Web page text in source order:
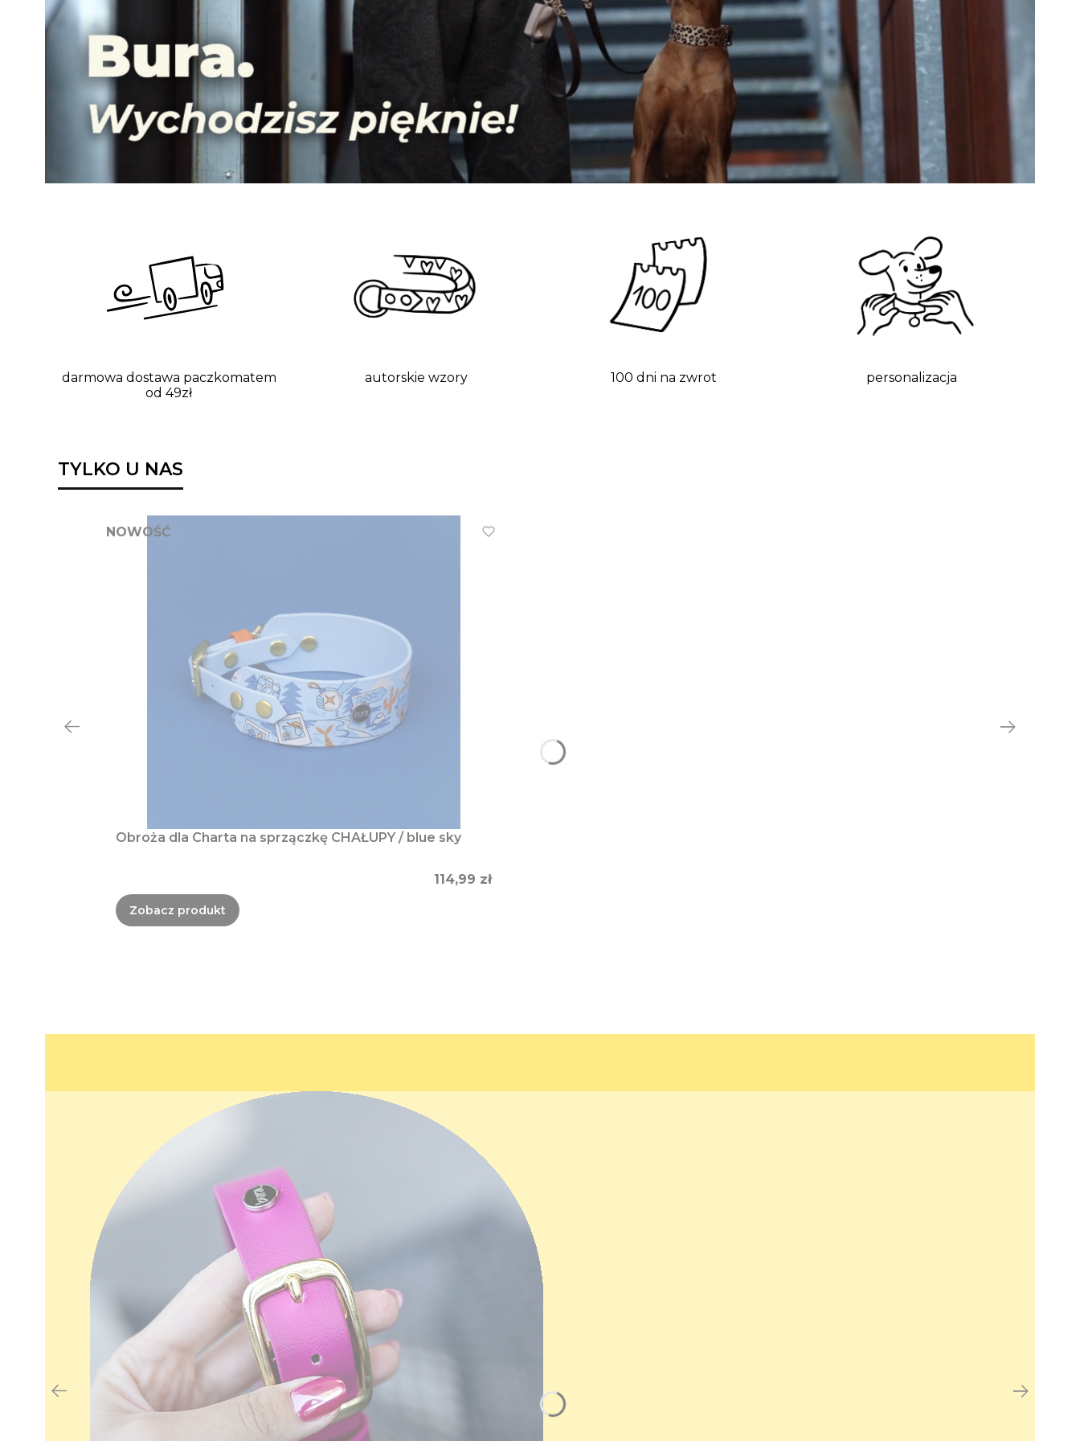
darmowa dostawa paczkomatem
od 49zł
autorskie wzory 100 dni na zwrot personalizacja
TYLKO U NAS
NOWOŚĆ
Obroża dla Charta na sprzączkę CHAŁUPY / blue sky
Cena
114,99 zł
Zobacz produkt